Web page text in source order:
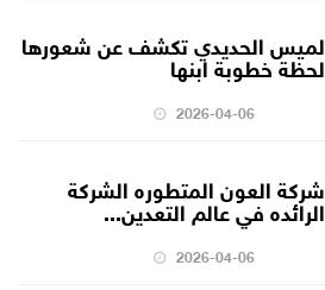
لميس الحديدي تكشف عن شعورها
لحظة خطوبة ابنها
2026-04-06
شركة العون المتطوره الشركة
الرائده في عالم التعدين...
2026-04-06